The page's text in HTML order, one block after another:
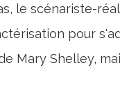
le scénariste-
pour
Mary Shelley,